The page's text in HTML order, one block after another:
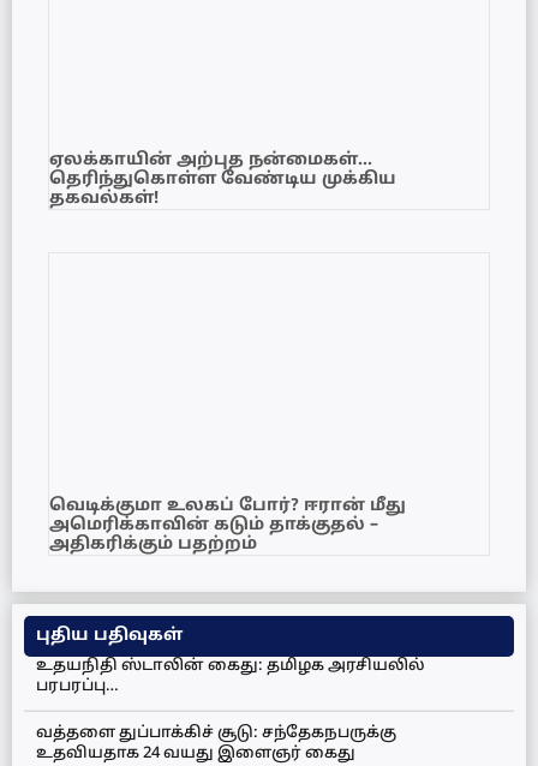
ஏலக்காயின் அற்புத நன்மைகள்…
தெரிந்துகொள்ள வேண்டிய முக்கிய
தகவல்கள்!
வெடிக்குமா உலகப் போர்? ஈரான் மீது
அமெரிக்காவின் கடும் தாக்குதல் –
அதிகரிக்கும் பதற்றம்
புதிய பதிவுகள்
உதயநிதி ஸ்டாலின் கைது: தமிழக அரசியலில்
பரபரப்பு…
வத்தளை துப்பாக்கிச் சூடு: சந்தேகநபருக்கு
உதவியதாக 24 வயது இளைஞர் கைது